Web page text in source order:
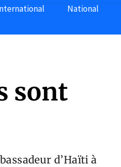
National
sont
d’Haïti à